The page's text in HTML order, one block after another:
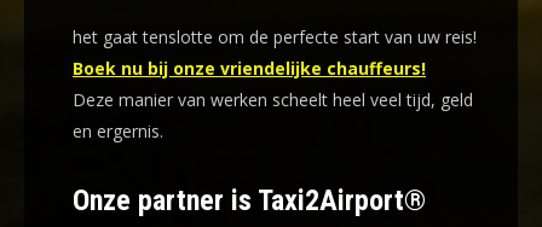
het gaat tenslotte om de perfecte start van uw reis!
Boek nu bij onze vriendelijke chauffeurs!
Deze manier van werken scheelt heel veel tijd, geld
en ergernis.
Onze partner is Taxi2Airport®